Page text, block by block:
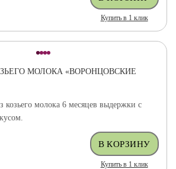
Купить в 1 клик
МОЛОКА «ВОРОНЦОВСКИЕ
козьего молока 6 месяцев выдержки с
Купить в 1 клик